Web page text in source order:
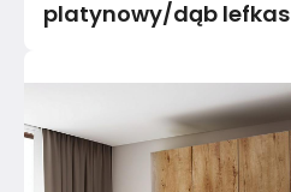
platynowy/dąb lefkas